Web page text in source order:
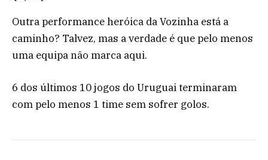
Outra performance heróica da Vozinha está a
caminho? Talvez, mas a verdade é que pelo menos
uma equipa não marca aqui.
6 dos últimos 10 jogos do Uruguai terminaram
com pelo menos 1 time sem sofrer golos.